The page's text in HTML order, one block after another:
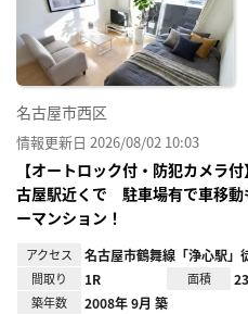
名古屋市西区
情報更新日 2026/08/02 10:03
【オートロック付・防犯カメラ
古屋駅近くで 駐車場有で車移動
ーマンション！
アクセス 名古屋市鶴舞線「浄心駅」
間取り 1R 面積
築年数 2008年 9月 築